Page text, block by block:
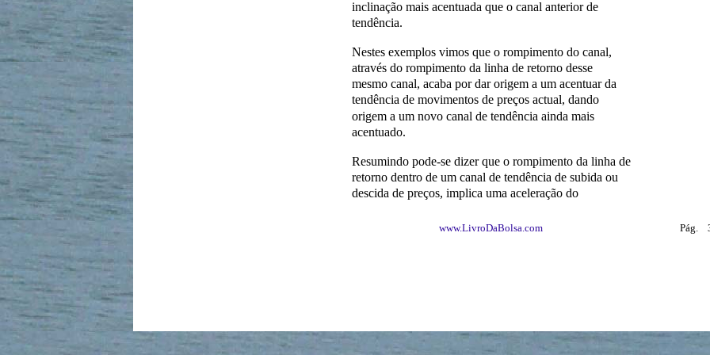
inclinação mais acentuada que o canal anterior de
tendência.
Nestes exemplos vimos que o rompimento do canal,
através do rompimento da linha de retorno desse
mesmo canal, acaba por dar origem a um acentuar da
tendência de movimentos de preços actual, dando
origem a um novo canal de tendência ainda mais
acentuado.
Resumindo pode-se dizer que o rompimento da linha de
retorno dentro de um canal de tendência de subida ou
descida de preços, implica uma aceleração do
www.LivroDaBolsa.com Pág.